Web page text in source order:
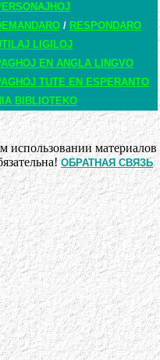
/ RESPONDARO
LIGILOJ
EN ANGLA LINGVO
TUTE EN ESPERANTO
BIBLIOTEKO
материалов
ОБРАТНАЯ СВЯЗЬ